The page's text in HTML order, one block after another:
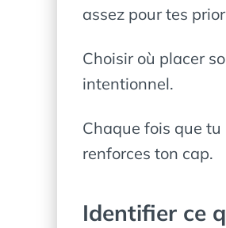
assez pour tes
Choisir où placer
intentionnel.
Chaque fois que
renforces ton cap.
Identifier ce